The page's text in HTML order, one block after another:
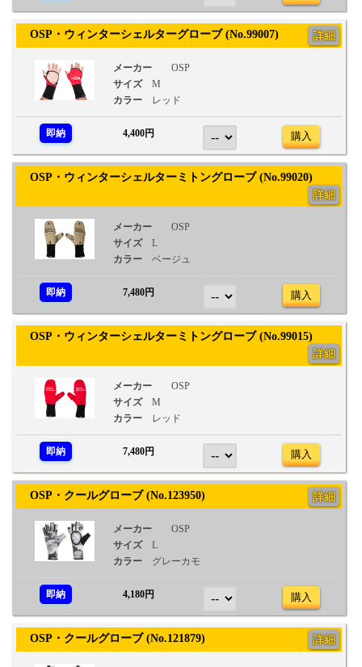
OSP・ウィンターシェルターグローブ (No.99007) 詳細
メーカー
OSP
サイズ
M
カラー
レッド
即納 4,400円 購入
OSP・ウィンターシェルターミトングローブ (No.99020)
詳細
メーカー
OSP
サイズ
L
カラー
ベージュ
即納 7,480円 購入
OSP・ウィンターシェルターミトングローブ (No.99015)
詳細
メーカー
OSP
サイズ
M
カラー
レッド
即納 7,480円 購入
OSP・クールグローブ (No.123950) 詳細
メーカー
OSP
サイズ
L
カラー
グレーカモ
即納 4,180円 購入
OSP・クールグローブ (No.121879) 詳細